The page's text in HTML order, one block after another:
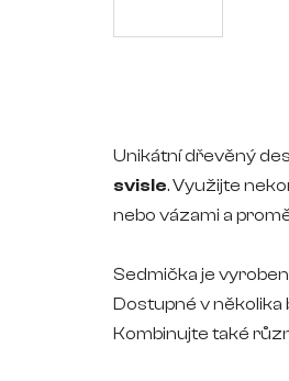
Unikátní dřevěný
svisle. Využijte
nebo vázami a
Sedmička je
Dostupné v několika
Kombinujte také